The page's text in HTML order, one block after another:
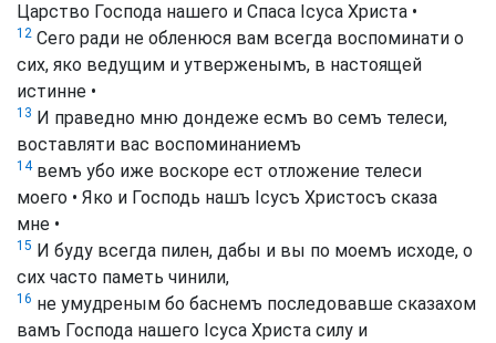
Царство Господа нашего и Спаса Ісуса Христа •
12 Сего ради не обленюся вам всегда воспоминати о
сих, яко ведущим и утверженымъ, в настоящей
истинне •
13 И праведно мню дондеже есмъ во семъ телеси,
воставляти вас воспоминаниемъ
14вемъ убо иже воскоре ест отложение телеси
моего • Яко и Господь нашъ Ісусъ Христосъ сказа
мне •
15 И буду всегда пилен, дабы и вы по моемъ исходе, о
сих часто паметь чинили,
16 не умудреным бо баснемъ последовавше сказахом
вамъ Господа нашего Ісуса Христа силу и